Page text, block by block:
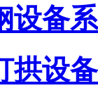
设备
拱设